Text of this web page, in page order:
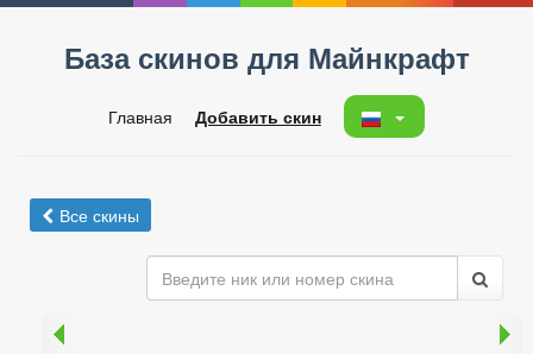
База скинов для Майнкрафт
Главная Добавить скин
Все скины